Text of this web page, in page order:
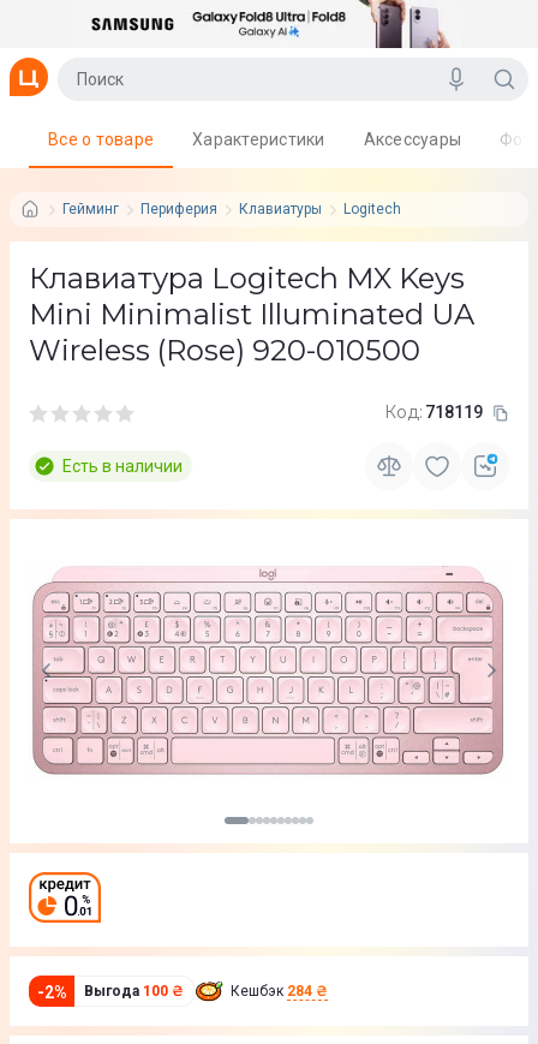
Гейминг Периферия Клавиатуры Logitech
Все о товаре Характеристики Аксессуары
Клавиатура Logitech MX Keys
Mini Minimalist Illuminated UA
Wireless (Rose) 920-010500
Код: 718119
Есть в наличии
-2% Выгода 100 ₴ Кешбэк 284 ₴